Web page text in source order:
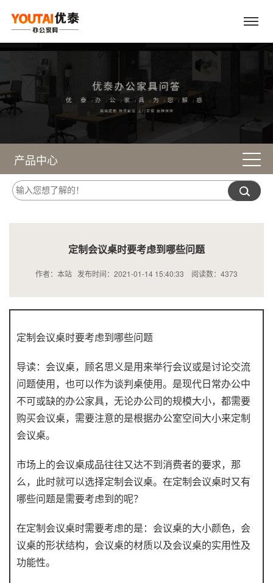
产品中心
定制会议桌时要考虑到哪些问题
作者：本站 发布时间：2021-01-14 15:40:33 阅读数： 4373
定制会议桌时要考虑到哪些问题
导读：会议桌，顾名思义是用来举行会议或是讨论交流
问题使用，也可以作为谈判桌使用。是现代日常办公中
不可或缺的办公家具，无论办公司的规模大小，都需要
购买会议桌，需要注意的是根据办公室空间大小来定制
会议桌。
市场上的会议桌成品往往又达不到消费者的要求，那
么，此时就可以选择定制会议桌。在定制会议桌时又有
哪些问题是需要考虑到的呢？
在定制会议桌时需要考虑的是：会议桌的大小颜色，会
议桌的形状结构，会议桌的材质以及会议桌的实用性及
功能性。